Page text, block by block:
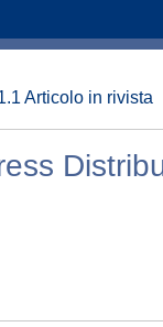
Articolo in rivista